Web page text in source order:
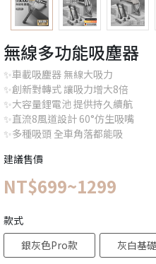
無線多功能吸塵器
✨車載吸塵器 無線大吸力
✨創新對轉式 讓吸力增大8倍
✨大容量鋰電池 提供持久續航
✨直流8風道設計 60°仿生吸嘴
✨多種吸頭 全車角落都能吸
建議售價
NT$699~1299
款式
銀灰色Pro款
灰白基